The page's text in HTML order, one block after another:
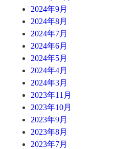
2024年9月
2024年8月
2024年7月
2024年6月
2024年5月
2024年4月
2024年3月
2023年11月
2023年10月
2023年9月
2023年8月
2023年7月